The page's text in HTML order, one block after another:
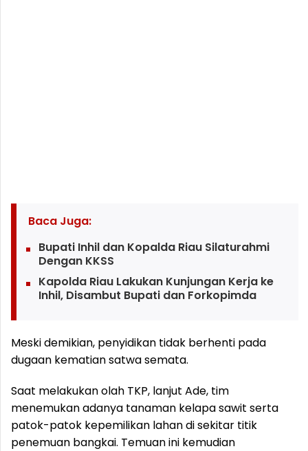
Baca Juga:
Bupati Inhil dan Kopalda Riau Silaturahmi
Dengan KKSS
Kapolda Riau Lakukan Kunjungan Kerja ke
Inhil, Disambut Bupati dan Forkopimda
Meski demikian, penyidikan tidak berhenti pada
dugaan kematian satwa semata.
Saat melakukan olah TKP, lanjut Ade, tim
menemukan adanya tanaman kelapa sawit serta
patok-patok kepemilikan lahan di sekitar titik
penemuan bangkai. Temuan ini kemudian